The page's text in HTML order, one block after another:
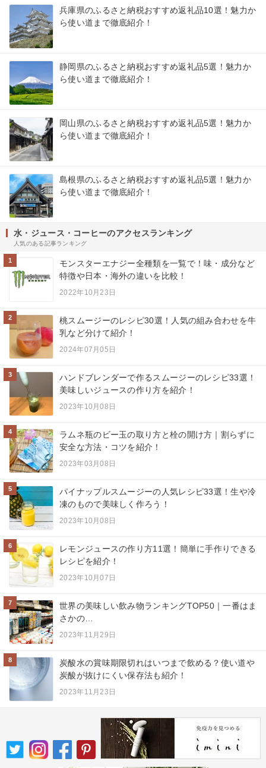
兵庫県のふるさと納税おすすめ返礼品10選！魅力か
ら使い道まで徹底紹介！
静岡県のふるさと納税おすすめ返礼品5選！魅力か
ら使い道まで徹底紹介！
岡山県のふるさと納税おすすめ返礼品5選！魅力か
ら使い道まで徹底紹介！
島根県のふるさと納税おすすめ返礼品5選！魅力か
ら使い道まで徹底紹介！
水・ジュース・コーヒーのアクセスランキング
人気のある記事ランキング
1
モンスターエナジー全種類を一覧で！味・成分など
特徴や日本・海外の違いを比較！
2022年10月23日
2
桃スムージーのレシピ30選！人気の組み合わせを牛
乳など分けて紹介！
2024年07月05日
3
ハンドブレンダーで作るスムージーのレシピ33選！
美味しいジュースの作り方を紹介！
2023年10月08日
4
ラムネ瓶のビー玉の取り方と栓の開け方｜割らずに
安全な方法・コツを紹介！
2023年03月08日
5
パイナップルスムージーの人気レシピ33選！生や冷
凍のもので美味しく作ろう！
2023年10月08日
6
レモンジュースの作り方11選！簡単に手作りできる
レシピを紹介！
2023年10月07日
7
世界の美味しい飲み物ランキングTOP50｜一番はま
さかの…
2023年11月29日
8
炭酸水の賞味期限切れはいつまで飲める？使い道や
炭酸が抜けにくい保存法も紹介！
2023年11月23日